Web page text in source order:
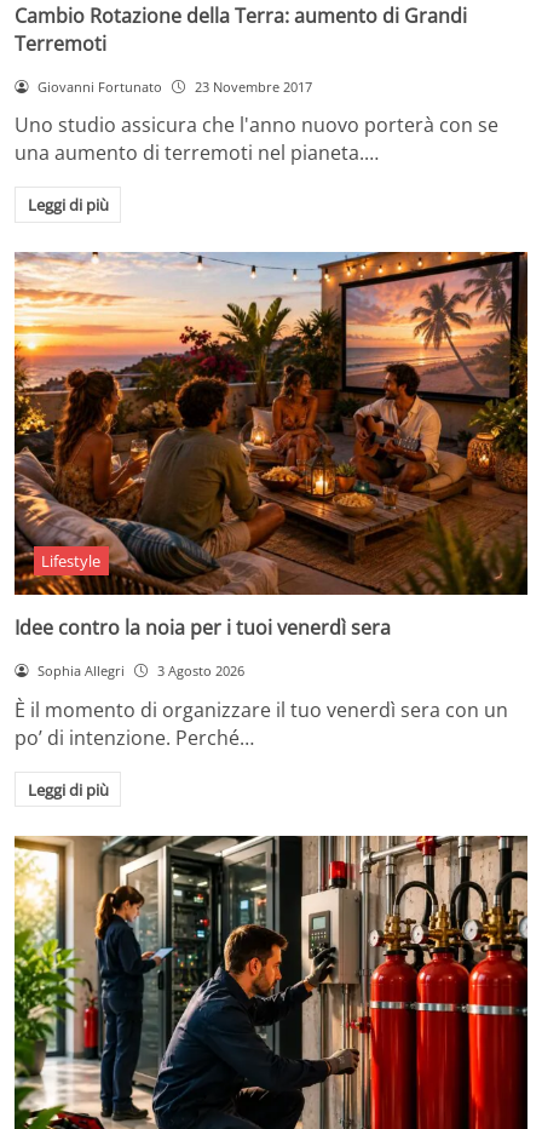
Cambio Rotazione della Terra: aumento di Grandi
Terremoti
Giovanni Fortunato 23 Novembre 2017
Uno studio assicura che l'anno nuovo porterà con se
una aumento di terremoti nel pianeta.…
Leggi di più
Lifestyle
Idee contro la noia per i tuoi venerdì sera
Sophia Allegri 3 Agosto 2026
È il momento di organizzare il tuo venerdì sera con un
po’ di intenzione. Perché…
Leggi di più